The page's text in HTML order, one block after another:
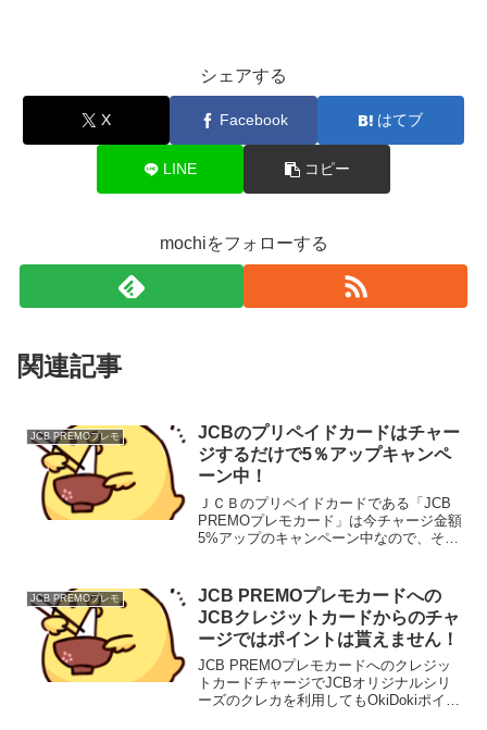
シェアする
X Facebook はてブ
LINE コピー
mochiをフォローする
関連記事
JCB PREMOプレモ
JCBのプリペイドカードはチャー
ジするだけで5％アップキャンペ
ーン中！
ＪＣＢのプリペイドカードである「JCB
PREMOプレモカード」は今チャージ金額
5%アップのキャンペーン中なので、その
日までとなっています。恥ずかしながら
最近...
JCB PREMOプレモ
JCB PREMOプレモカードへの
JCBクレジットカードからのチャ
ージではポイントは貰えません！
JCB PREMOプレモカードへのクレジッ
トカードチャージでJCBオリジナルシリ
ーズのクレカを利用してもOkiDokiポイン